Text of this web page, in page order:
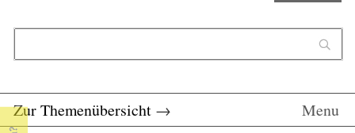
Zur Themenübersicht → Menu